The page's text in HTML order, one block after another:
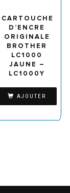
CARTOUCHE
D’ENCRE
ORIGINALE
BROTHER
LC1000
JAUNE –
LC1000Y
AJOUTER